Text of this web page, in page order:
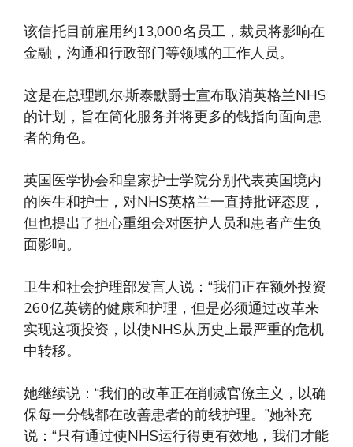
该信托目前雇用约13,000名员工，裁员将影响在
金融，沟通和行政部门等领域的工作人员。
这是在总理凯尔·斯泰默爵士宣布取消英格兰NHS
的计划，旨在简化服务并将更多的钱指向面向患
者的角色。
英国医学协会和皇家护士学院分别代表英国境内
的医生和护士，对NHS英格兰一直持批评态度，
但也提出了担心重组会对医护人员和患者产生负
面影响。
卫生和社会护理部发言人说：“我们正在额外投资
260亿英镑的健康和护理，但是必须通过改革来
实现这项投资，以使NHS从历史上最严重的危机
中转移。
她继续说：“我们的改革正在削减官僚主义，以确
保每一分钱都在改善患者的前线护理。”她补充
说：“只有通过使NHS运行得更有效地，我们才能